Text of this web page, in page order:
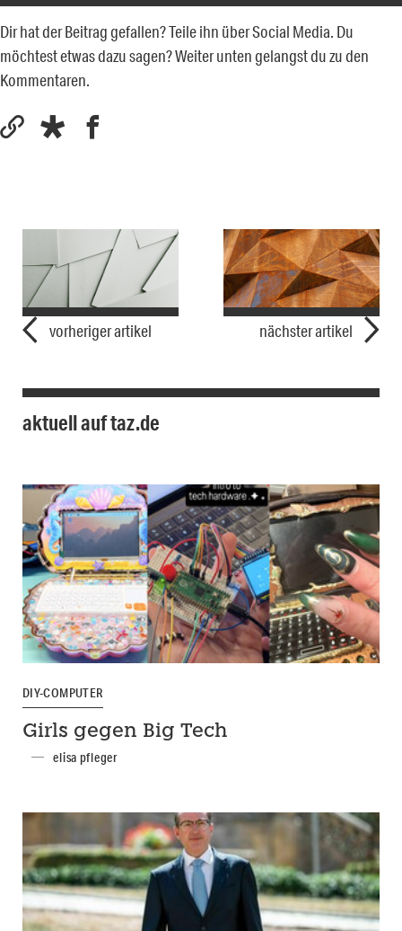
Dir hat der Beitrag gefallen? Teile ihn über Social Media. Du
möchtest etwas dazu sagen? Weiter unten gelangst du zu den
Kommentaren.
vorheriger artikel nächster artikel
aktuell auf taz.de
DIY-COMPUTER
Girls gegen Big Tech
elisa pfleger